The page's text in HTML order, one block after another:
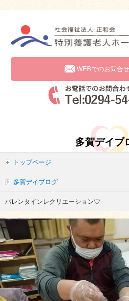
WEBでのお問合
多賀デイブ
トップページ
多賀デイブログ
バレンタインレクリエーション♡